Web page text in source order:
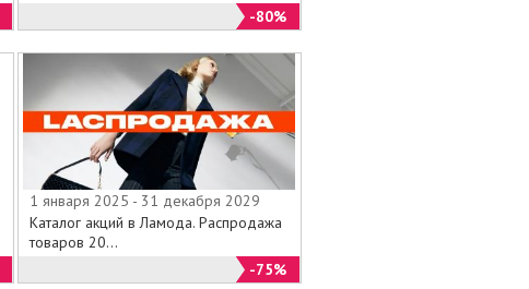
-80%
1 января 2025 - 31 декабря 2029
Каталог акций в Ламода. Распродажа
товаров 20...
-75%